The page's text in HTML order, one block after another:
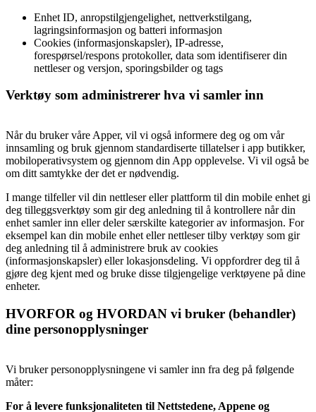
Enhet ID, anropstilgjengelighet, nettverkstilgang,
lagringsinformasjon og batteri informasjon
Cookies (informasjonskapsler), IP-adresse,
forespørsel/respons protokoller, data som identifiserer din
nettleser og versjon, sporingsbilder og tags
Verktøy som administrerer hva vi samler inn
Når du bruker våre Apper, vil vi også informere deg og om vår
innsamling og bruk gjennom standardiserte tillatelser i app butikker,
mobiloperativsystem og gjennom din App opplevelse. Vi vil også be
om ditt samtykke der det er nødvendig.
I mange tilfeller vil din nettleser eller plattform til din mobile enhet gi
deg tilleggsverktøy som gir deg anledning til å kontrollere når din
enhet samler inn eller deler særskilte kategorier av informasjon. For
eksempel kan din mobile enhet eller nettleser tilby verktøy som gir
deg anledning til å administrere bruk av cookies
(informasjonskapsler) eller lokasjonsdeling. Vi oppfordrer deg til å
gjøre deg kjent med og bruke disse tilgjengelige verktøyene på dine
enheter.
HVORFOR og HVORDAN vi bruker (behandler)
dine personopplysninger
Vi bruker personopplysningene vi samler inn fra deg på følgende
måter:
For å levere funksjonaliteten til Nettstedene, Appene og